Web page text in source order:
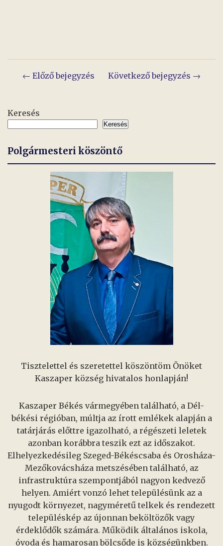
Keresés
Keresés
Polgármesteri köszöntő
Tisztelettel és szeretettel köszöntöm Önöket
Kaszaper község hivatalos honlapján!
Kaszaper Békés vármegyében található, a Dél-
békési régióban, múltja az írott emlékek alapján a
tatárjárás előttre igazolható, a régészeti leletek
azonban korábbra teszik ezt az időszakot.
Elhelyezkedésileg Szeged-Békéscsaba és Orosháza-
Mezőkovácsháza metszésében található, az
infrastruktúra szempontjából nagyon kedvező
helyen. Amiért vonzó lehet településünk az a
nyugodt környezet, nagyméretű telkek és rendezett
településkép az újonnan beköltözők vagy
érdeklődők számára. Működik általános iskola,
óvoda és hamarosan bölcsőde is községünkben.
Bejegyzés
← Előző bejegyzés Következő bejegyzés →